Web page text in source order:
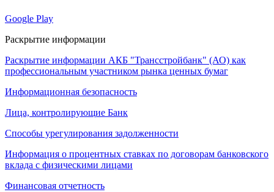
Google Play
Раскрытие информации
Раскрытие информации АКБ "Трансстройбанк" (АО) как
профессиональным участником рынка ценных бумаг
Информационная безопасность
Лица, контролирующие Банк
Способы урегулирования задолженности
Информация о процентных ставках по договорам банковского
вклада с физическими лицами
Финансовая отчетность